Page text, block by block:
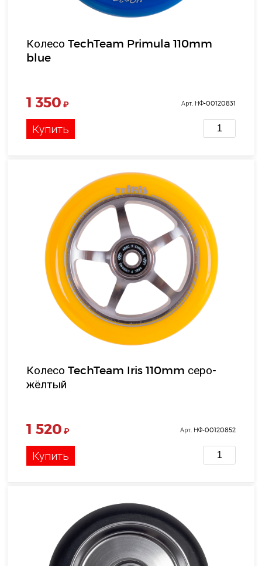
Колесо TechTeam Primula 110mm
blue
1 350 ₽ Арт. НФ-00120831
Купить
Колесо TechTeam Iris 110mm серо-
жёлтый
1 520 ₽ Арт. НФ-00120852
Купить